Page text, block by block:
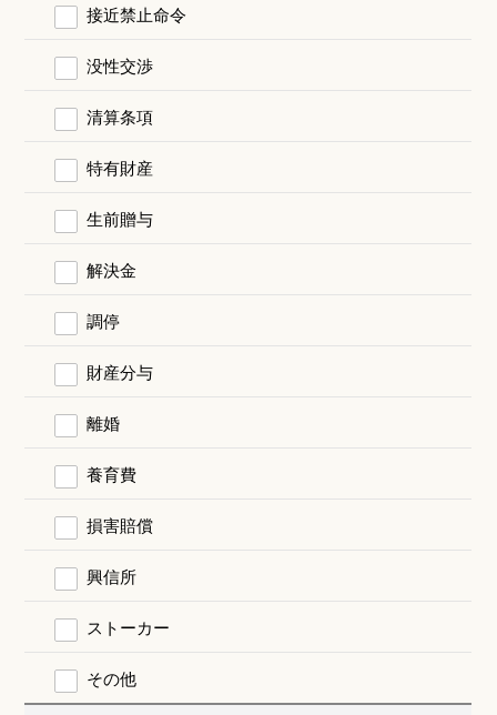
接近禁止命令
没性交渉
清算条項
特有財産
生前贈与
解決金
調停
財産分与
離婚
養育費
損害賠償
興信所
ストーカー
その他